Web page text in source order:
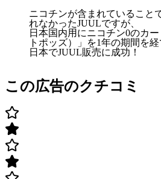
ニコチンが含まれていること
れなかったJUULですが、
日本国内用にニコチン0のカ
トポッズ）」を1年の期間を経
日本でJUUL販売に成功！
この広告のクチコミ